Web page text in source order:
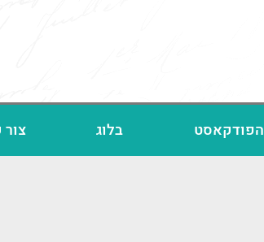
הפודקאסט בלוג